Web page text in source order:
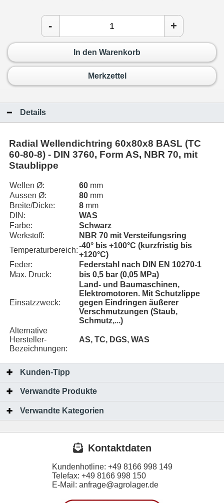
- +
In den Warenkorb
Merkzettel
Details
Radial Wellendichtring 60x80x8 BASL (TC
60-80-8) - DIN 3760, Form AS, NBR 70, mit
Staublippe
Wellen Ø: 60 mm
Aussen Ø:
80 mm
Breite/Dicke:
8 mm
DIN:
WAS
Farbe:
Schwarz
Werkstoff:
NBR 70 mit Versteifungsring
Temperaturbereich:
-40° bis +100°C (kurzfristig bis
+120°C)
Feder:
Federstahl nach DIN EN 10270-1
Max. Druck:
bis 0,5 bar (0,05 MPa)
Einsatzzweck:
Land- und Baumaschinen,
Elektromotoren. Mit Schutzlippe
gegen Eindringen äußerer
Verschmutzungen (Staub,
Schmutz,...)
Alternative
Hersteller-
Bezeichnungen:
AS, TC, DGS, WAS
Kunden-Tipp
Verwandte Produkte
Verwandte Kategorien
Kontaktdaten
Kundenhotline: +49 8166 998 149
Telefax: +49 8166 998 150
E-Mail: anfrage@agrolager.de